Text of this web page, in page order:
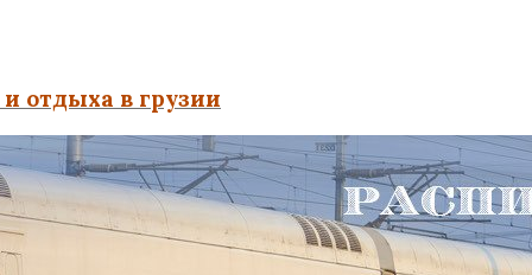
отдыха в грузии